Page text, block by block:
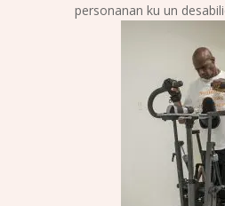
personanan ku un